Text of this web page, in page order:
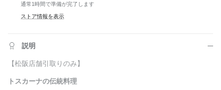
通常1時間で準備が完了します
ストア情報を表示
説明
【松阪店舗引取りのみ】
トスカーナの伝統料理